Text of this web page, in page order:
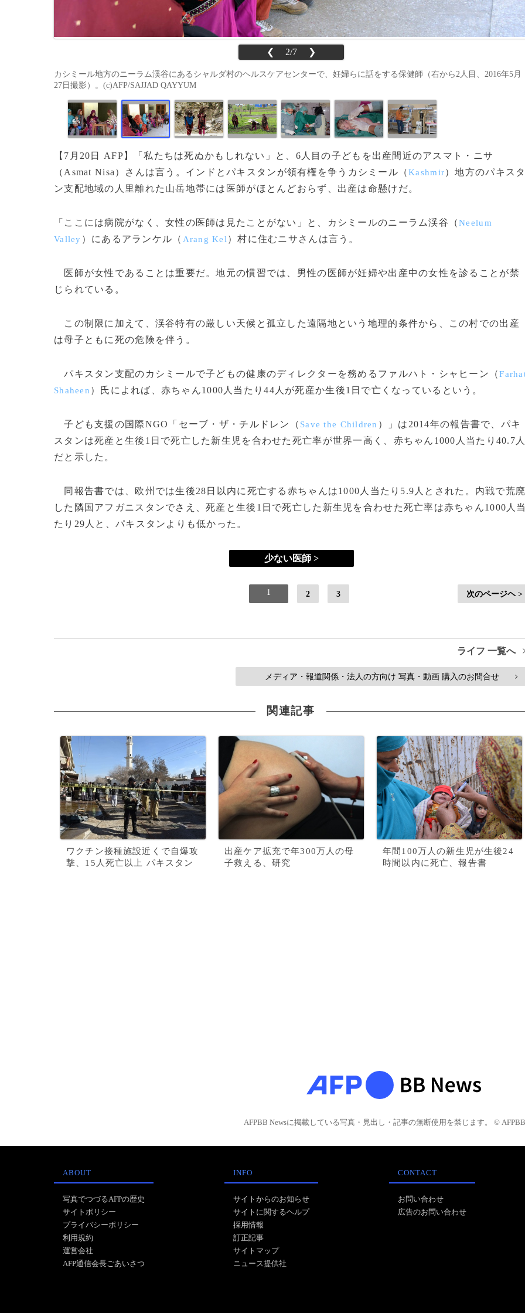
❮ 2/7 ❯
カシミール地方のニーラム渓谷にあるシャルダ村のヘルスケアセンターで、妊婦らに話をする保健師（右から2人目、2016年5月
27日撮影）。(c)AFP/SAJJAD QAYYUM
【7月20日 AFP】「私たちは死ぬかもしれない」と、6人目の子どもを出産間近のアスマト・ニサ
（Asmat Nisa）さんは言う。インドとパキスタンが領有権を争うカシミール（Kashmir）地方のパキス
ン支配地域の人里離れた山岳地帯には医師がほとんどおらず、出産は命懸けだ。
「ここには病院がなく、女性の医師は見たことがない」と、カシミールのニーラム渓谷（Neelum
Valley ）にあるアランケル（ Arang Kel ）村に住むニサさんは言う。
医師が女性であることは重要だ。地元の慣習では、男性の医師が妊婦や出産中の女性を診ることが禁
じられている。
この制限に加えて、渓谷特有の厳しい天候と孤立した遠隔地という地理的条件から、この村での出産
は母子ともに死の危険を伴う。
パキスタン支配のカシミールで子どもの健康のディレクターを務めるファルハト・シャヒーン（
Shaheen ）氏によれば、赤ちゃん1000人当たり44人が死産か生後1日で亡くなっているという。
子ども支援の国際NGO「セーブ・ザ・チルドレン（ Save the Children ）」は2014年の報告書で、パキ
スタンは死産と生後1日で死亡した新生児を合わせた死亡率が世界一高く、赤ちゃん1000人当たり40.7
だと示した。
同報告書では、欧州では生後28日以内に死亡する赤ちゃんは1000人当たり5.9人とされた。内戦で荒
した隣国アフガニスタンでさえ、死産と生後1日で死亡した新生児を合わせた死亡率は赤ちゃん1000人
たり29人と、パキスタンよりも低かった。
少ない医師 >
1 2 3 次のページヘ >
ライフ 一覧へ
メディア・報道関係・法人の方向け 写真・動画 購入のお問合せ >
関連記事
ワクチン接種施設近くで自爆攻
撃、15人死亡以上 パキスタン
出産ケア拡充で年300万人の母
子救える、研究
年間100万人の新生児が生後24
時間以内に死亡、報告書
AFPBB Newsに掲載している写真・見出し・記事の無断使用を禁じます。 © AFPBB
ABOUT
写真でつづるAFPの歴史
サイトポリシー
プライバシーポリシー
利用規約
運営会社
AFP通信会長ごあいさつ
INFO
サイトからのお知らせ
サイトに関するヘルプ
採用情報
訂正記事
サイトマップ
ニュース提供社
CONTACT
お問い合わせ
広告のお問い合わせ